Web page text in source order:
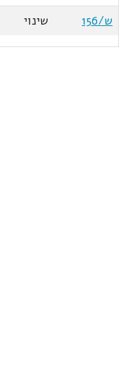
ש/156
שינוי